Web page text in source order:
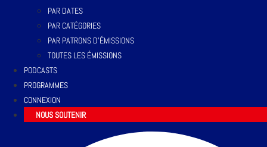
PAR DATES
PAR CATÉGORIES
PAR PATRONS D’ÉMISSIONS
TOUTES LES ÉMISSIONS
PODCASTS
PROGRAMMES
CONNEXION
NOUS SOUTENIR